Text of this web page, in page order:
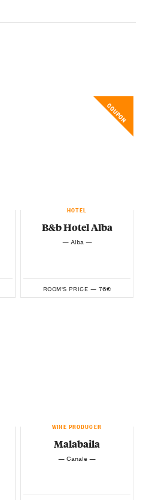
COUPON
HOTEL
B&b Hotel Alba
— Alba —
ROOM'S PRICE — 76€
WINE PRODUCER
Malabaila
— Canale —